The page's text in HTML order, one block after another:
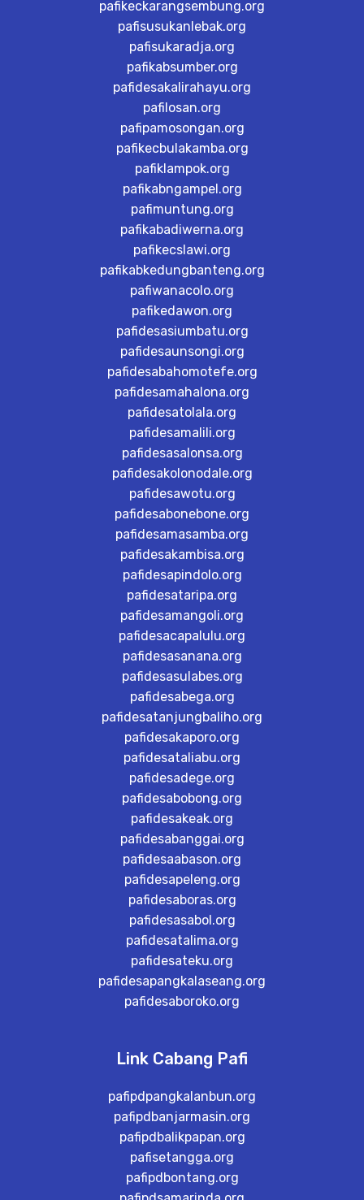
pafikeckarangsembung.org
pafisusukanlebak.org
pafisukaradja.org
pafikabsumber.org
pafidesakalirahayu.org
pafilosan.org
pafipamosongan.org
pafikecbulakamba.org
pafiklampok.org
pafikabngampel.org
pafimuntung.org
pafikabadiwerna.org
pafikecslawi.org
pafikabkedungbanteng.org
pafiwanacolo.org
pafikedawon.org
pafidesasiumbatu.org
pafidesaunsongi.org
pafidesabahomotefe.org
pafidesamahalona.org
pafidesatolala.org
pafidesamalili.org
pafidesasalonsa.org
pafidesakolonodale.org
pafidesawotu.org
pafidesabonebone.org
pafidesamasamba.org
pafidesakambisa.org
pafidesapindolo.org
pafidesataripa.org
pafidesamangoli.org
pafidesacapalulu.org
pafidesasanana.org
pafidesasulabes.org
pafidesabega.org
pafidesatanjungbaliho.org
pafidesakaporo.org
pafidesataliabu.org
pafidesadege.org
pafidesabobong.org
pafidesakeak.org
pafidesabanggai.org
pafidesaabason.org
pafidesapeleng.org
pafidesaboras.org
pafidesasabol.org
pafidesatalima.org
pafidesateku.org
pafidesapangkalaseang.org
pafidesaboroko.org
Link Cabang Pafi
pafipdpangkalanbun.org
pafipdbanjarmasin.org
pafipdbalikpapan.org
pafisetangga.org
pafipdbontang.org